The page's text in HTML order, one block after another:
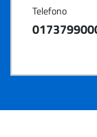
Telefono